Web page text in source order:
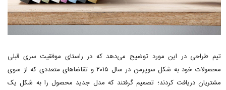
تیم طراحی در این مورد توضیح می‌دهد که در راستای موفقیت سری قبلی
محصولات خود به شکل سوپرمن در سال ۲۰۱۵ و تقاضاهای متعددی که از سوی
مشتریان دریافت کردند؛ تصمیم گرفتند که مدل جدید محصول را به شکل یک